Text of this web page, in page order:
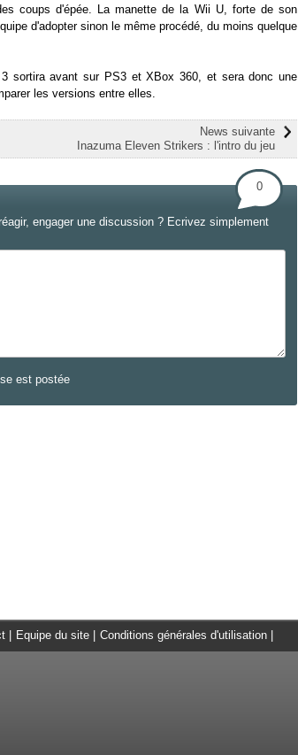
coups d'épée. La manette de la Wii U, forte de son
d'adopter sinon le même procédé, du moins quelque
sortira avant sur PS3 et XBox 360, et sera donc une
les versions entre elles.
News suivante
Inazuma Eleven Strikers : l'intro du jeu
0
engager une discussion ? Ecrivez simplement
est postée
Equipe du site Conditions générales d'utilisation